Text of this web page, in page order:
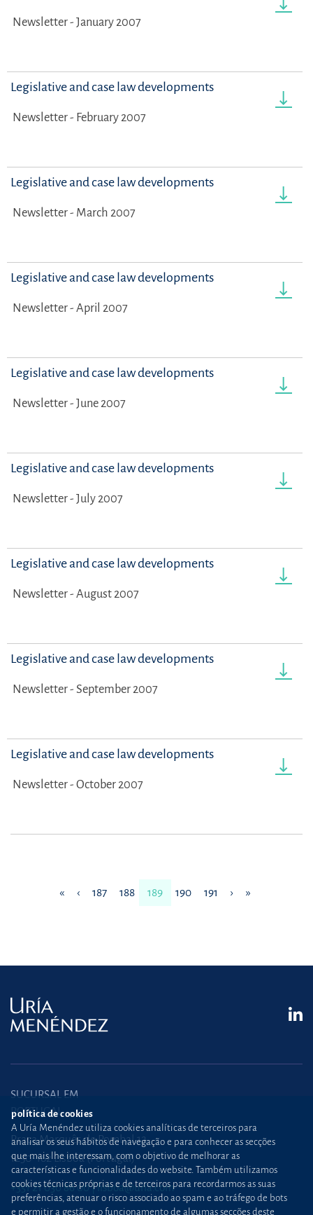
Newsletter - January 2007
Legislative and case law developments
Newsletter - February 2007
Legislative and case law developments
Newsletter - March 2007
Legislative and case law developments
Newsletter - April 2007
Legislative and case law developments
Newsletter - June 2007
Legislative and case law developments
Newsletter - July 2007
Legislative and case law developments
Newsletter - August 2007
Legislative and case law developments
Newsletter - September 2007
Legislative and case law developments
Newsletter - October 2007
« ‹ 187 188 189 190 191 › »
SUCURSAL EM
PORTUGAL
Praça Marquês de Pombal,12
1250-162 Lisboa (Portugal)
+351 21 030 86 00 lisboa@uria.com
política de cookies
A Uría Menéndez utiliza cookies analíticas de terceiros para
analisar os seus hábitos de navegação e para conhecer as secções
que mais lhe interessam, com o objetivo de melhorar as
características e funcionalidades do website. Também utilizamos
cookies técnicas próprias e de terceiros para recordarmos as suas
preferências, atenuar o risco associado ao spam e ao tráfego de bots
e permitir a gestão e o funcionamento de algumas secções deste